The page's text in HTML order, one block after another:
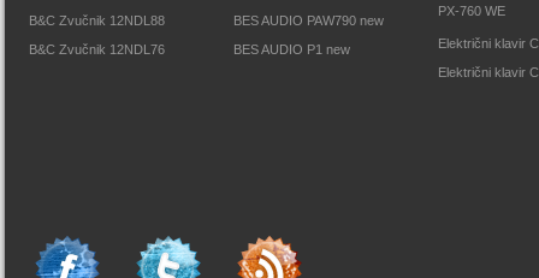
B&C Zvučnik 12NDL88
B&C Zvučnik 12NDL76
BES AUDIO PAW790 new
BES AUDIO P1 new
PX-760 WE
Električni klavir
Električni klavir